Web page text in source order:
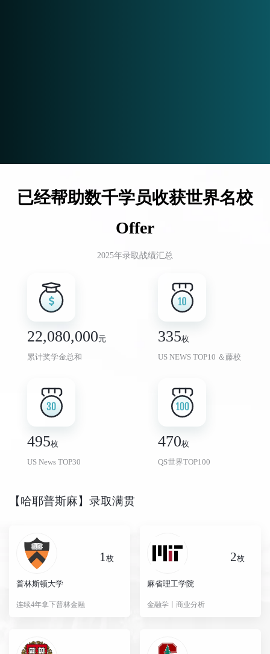
已经帮助数千学员收获世界名校
Offer
2025年录取战绩汇总
22,080,000元
累计奖学金总和
335枚
US NEWS TOP10 ＆藤校
495枚
US News TOP30
470枚
QS世界TOP100
【哈耶普斯麻】录取满贯
普林斯顿大学
1 枚
连续4年拿下普林金融
麻省理工学院
2枚
金融学丨商业分析
哈佛大学 3.8+｜waive｜320+ 匹兹堡大学
斯坦福大学 MS CS 3.9+｜waive｜330+ 佐治亚理工学院
Harvard University MS in Data Science
University of California, Santa Barbara
哥伦比亚大学
3.81｜waive｜328 加州大学圣芭芭拉分校